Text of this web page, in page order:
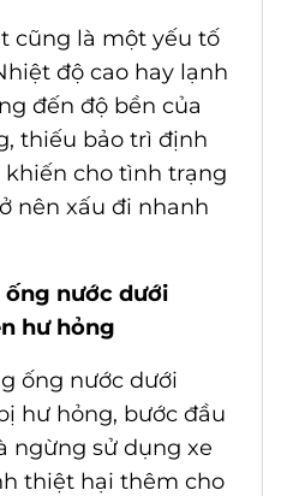
cũng là một yếu tố
độ cao hay lạnh
đến độ bền của
thiếu bảo trì định
cho tình trạng
nên xấu đi nhanh
ống nước dưới
hư hỏng
ống nước dưới
hư hỏng, bước đầu
ngừng sử dụng xe
thiệt hại thêm cho